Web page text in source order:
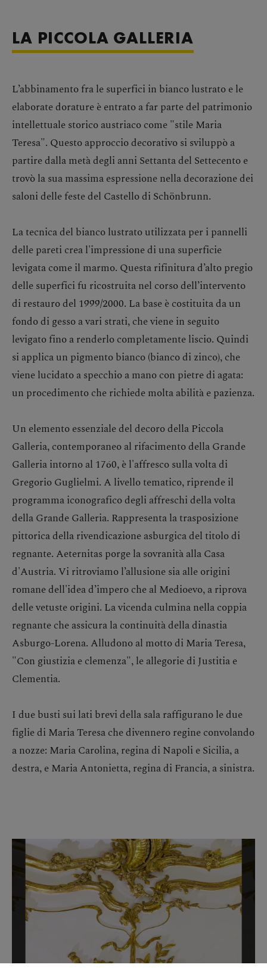
LA PICCOLA GALLERIA
L’abbinamento fra le superfici in bianco lustrato e le
elaborate dorature è entrato a far parte del patrimonio
intellettuale storico austriaco come "stile Maria
Teresa". Questo approccio decorativo si sviluppò a
partire dalla metà degli anni Settanta del Settecento e
trovò la sua massima espressione nella decorazione dei
saloni delle feste del Castello di Schönbrunn.
La tecnica del bianco lustrato utilizzata per i pannelli
delle pareti crea l'impressione di una superficie
levigata come il marmo. Questa rifinitura d’alto pregio
delle superfici fu ricostruita nel corso dell’intervento
di restauro del 1999/2000. La base è costituita da un
fondo di gesso a vari strati, che viene in seguito
levigato fino a renderlo completamente liscio. Quindi
si applica un pigmento bianco (bianco di zinco), che
viene lucidato a specchio a mano con pietre di agata:
un procedimento che richiede molta abilità e pazienza.
Un elemento essenziale del decoro della Piccola
Galleria, contemporaneo al rifacimento della Grande
Galleria intorno al 1760, è l'affresco sulla volta di
Gregorio Guglielmi. A livello tematico, riprende il
programma iconografico degli affreschi della volta
della Grande Galleria. Rappresenta la trasposizione
pittorica della rivendicazione asburgica del titolo di
regnante. Aeternitas porge la sovranità alla Casa
d'Austria. Vi ritroviamo l’allusione sia alle origini
romane dell'idea d’impero che al Medioevo, a riprova
delle vetuste origini. La vicenda culmina nella coppia
regnante che assicura la continuità della dinastia
Asburgo-Lorena. Alludono al motto di Maria Teresa,
"Con giustizia e clemenza", le allegorie di Justitia e
Clementia.
I due busti sui lati brevi della sala raffigurano le due
figlie di Maria Teresa che divennero regine convolando
a nozze: Maria Carolina, regina di Napoli e Sicilia, a
destra, e Maria Antonietta, regina di Francia, a sinistra.